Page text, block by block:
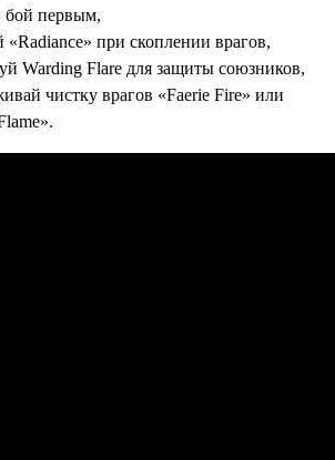
бой первым,
при скоплении врагов,
Warding Flare для защиты союзников,
чистку врагов «Faerie Fire» или